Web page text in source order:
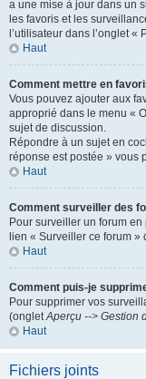
a une mise à jour dans un
les favoris et les
l’utilisateur dans l’onglet «
Haut
Comment mettre en
Vous pouvez ajouter aux
approprié dans le menu «
sujet de discussion.
Répondre à un sujet en
réponse est postée » vous
Haut
Comment surveiller des
Pour surveiller un forum
lien « Surveiller ce forum
Haut
Comment puis-je
Pour supprimer vos
(ongletAperçu --> Gestion
Haut
Fichiers joints